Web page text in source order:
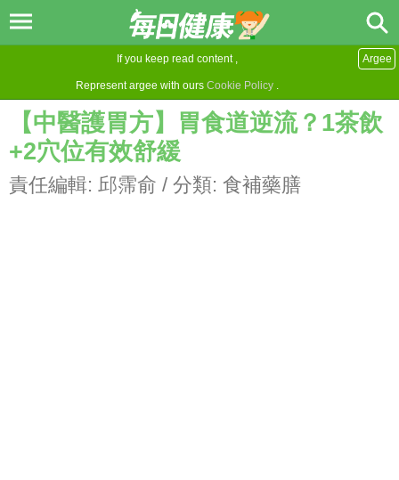
If you keep read content ,
Represent argee with ours Cookie Policy .
Argee
【中醫護胃方】胃食道逆流？1茶飲
+2穴位有效舒緩
責任編輯: 邱霈俞 / 分類: 食補藥膳